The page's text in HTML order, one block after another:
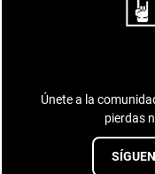
Únete a la
pierdas
Moods que te